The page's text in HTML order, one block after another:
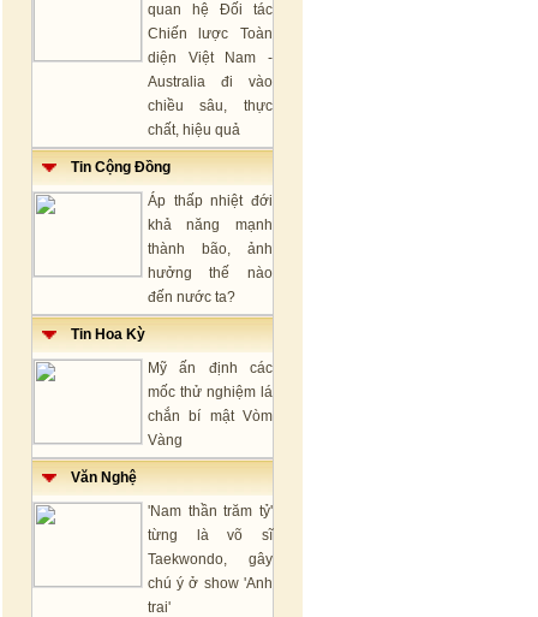
quan hệ Đối tác
Chiến lược Toàn
diện Việt Nam -
Australia đi vào
chiều sâu, thực
chất, hiệu quả
Tin Cộng Đồng
Áp thấp nhiệt đới
khả năng mạnh
thành bão, ảnh
hưởng thế nào
đến nước ta?
Tin Hoa Kỳ
Mỹ ấn định các
mốc thử nghiệm lá
chắn bí mật Vòm
Vàng
Văn Nghệ
'Nam thần trăm tỷ'
từng là võ sĩ
Taekwondo, gây
chú ý ở show 'Anh
trai'